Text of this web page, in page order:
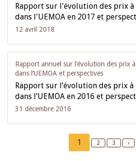
Rapport sur l'évolution des prix à
dans l'UEMOA en 2017 et
12 avril 2018
Rapport annuel sur l‘évolution des prix
dans l‘UEMOA et perspectives
Rapport sur l’évolution des prix
dans l’UEMOA en 2016 et
31 décembre 2016
Current
page
1 Page
2 Page
3
Next
›